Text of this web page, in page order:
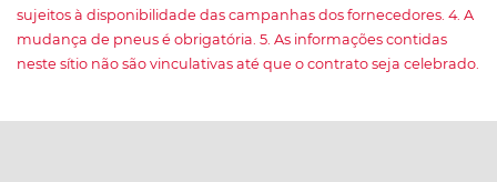
sujeitos à disponibilidade das campanhas dos fornecedores. 4. A
mudança de pneus é obrigatória. 5. As informações contidas
neste sítio não são vinculativas até que o contrato seja celebrado.